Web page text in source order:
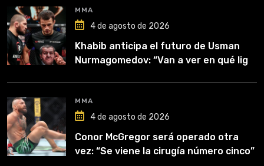
MMA
4 de agosto de 2026
Khabib anticipa el futuro de Usman
Nurmagomedov: “Van a ver en qué liga
MMA
4 de agosto de 2026
Conor McGregor será operado otra
vez: “Se viene la cirugía número cinco”